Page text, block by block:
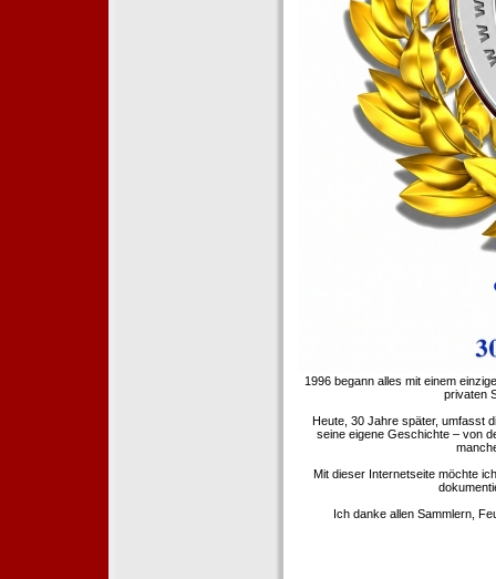
1996 begann alles mit einem
privaten
Heute, 30 Jahre später, umfasst
seine eigene Geschichte – von
Mit dieser Internetseite möchte
Ich danke allen Sammlern,